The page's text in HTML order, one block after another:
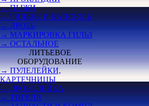
→ ПЫЖИ
→ ГИЛЬЗЫ И КАПСЮЛЬ
→ ДРОБЬ
→ МАРКИРОВКА ГИЛЬЗ
→ ОСТАЛЬНОЕ
ЛИТЬЕВОЕ
ОБОРУДОВАНИЕ
→ ПУЛЕЛЕЙКИ,
КАРТЕЧНИЦЫ
→ ДРОБОЛЕЙКА
→ ТИГЕЛЯ